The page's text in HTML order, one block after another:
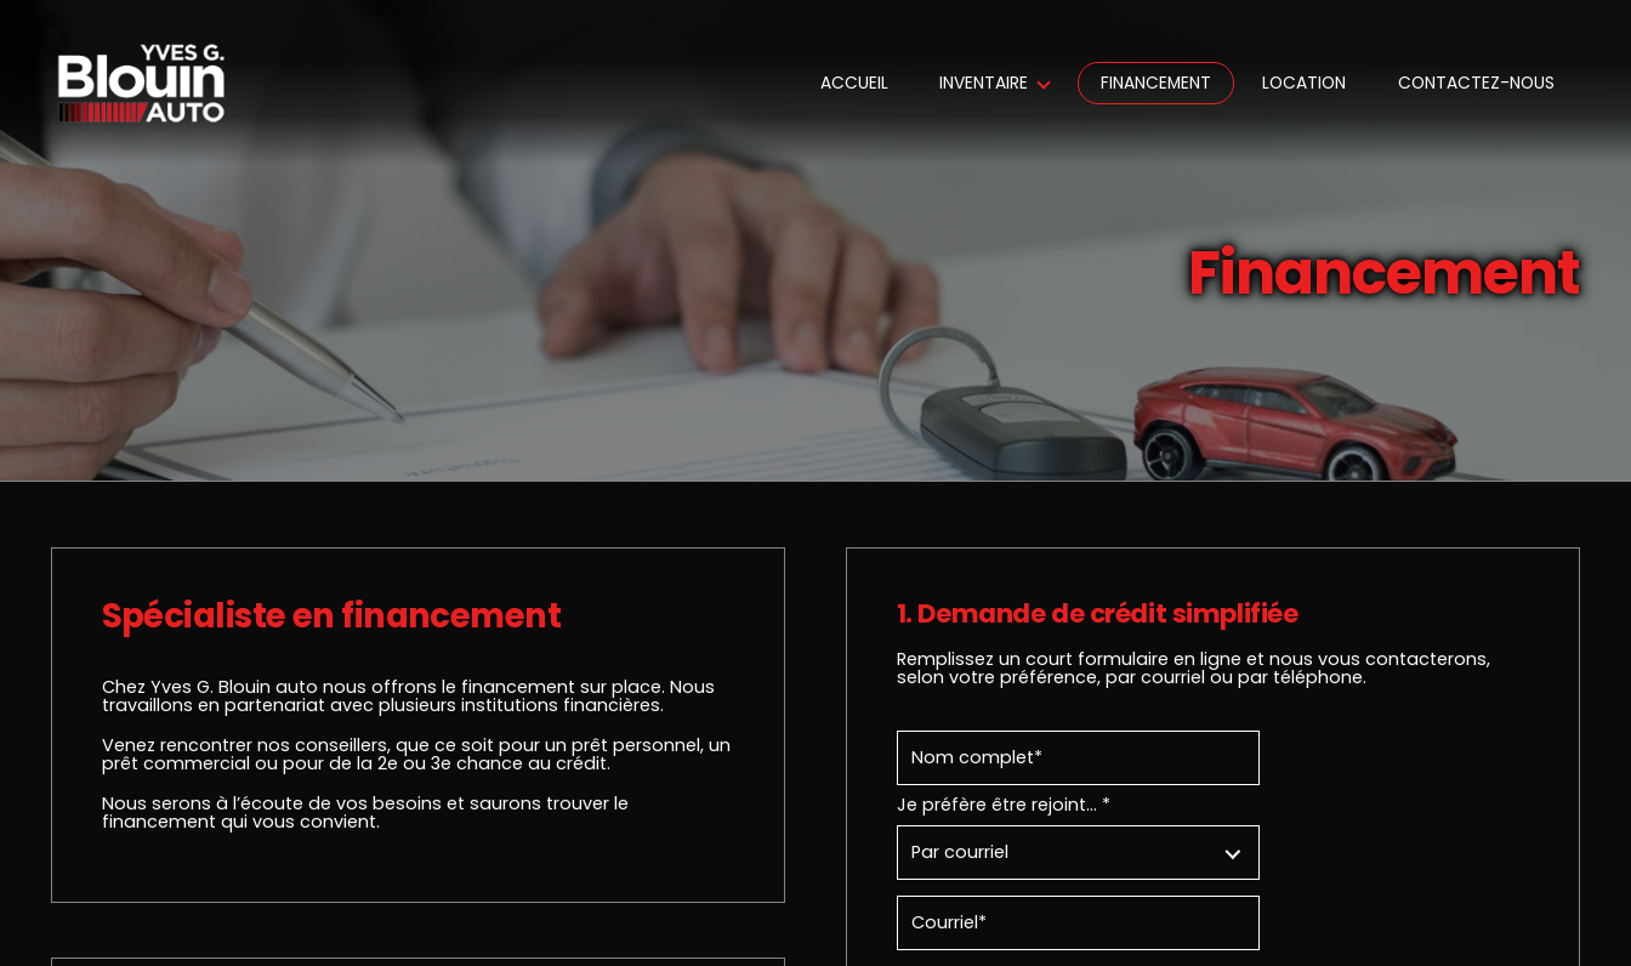
ACCUEIL INVENTAIRE FINANCEMENT LOCATION CONTACTEZ-NOUS
Financement
Spécialiste en financement
Chez Yves G. Blouin auto nous offrons le financement sur place. Nous
travaillons en partenariat avec plusieurs institutions financières.
Venez rencontrer nos conseillers, que ce soit pour un prêt personnel, un
prêt commercial ou pour de la 2e ou 3e chance au crédit.
Nous serons à l’écoute de vos besoins et saurons trouver le
financement qui vous convient.
1. Demande de crédit simplifiée
Remplissez un court formulaire en ligne et nous vous contacterons,
selon votre préférence, par courriel ou par téléphone.
Je préfère être rejoint… *